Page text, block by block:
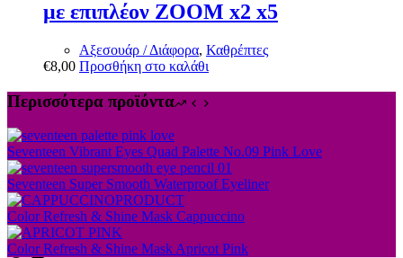
με επιπλέον ZOOM x2 x5
Αξεσουάρ / Διάφορα, Καθρέπτες
€8,00 Προσθήκη στο καλάθι
Περισσότερα προϊόντα
Seventeen Vibrant Eyes Quad Palette No.09 Pink Love
Seventeen Super Smooth Waterproof Eyeliner
Color Refresh & Shine Mask Cappuccino
Color Refresh & Shine Mask Apricot Pink